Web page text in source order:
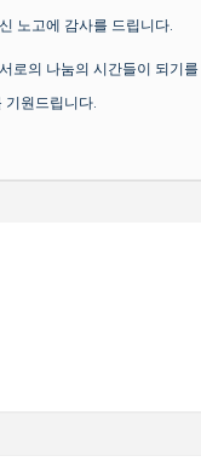
노고에 감사를 드립니다.
로의 나눔의 시간들이 되기를
원드립니다.